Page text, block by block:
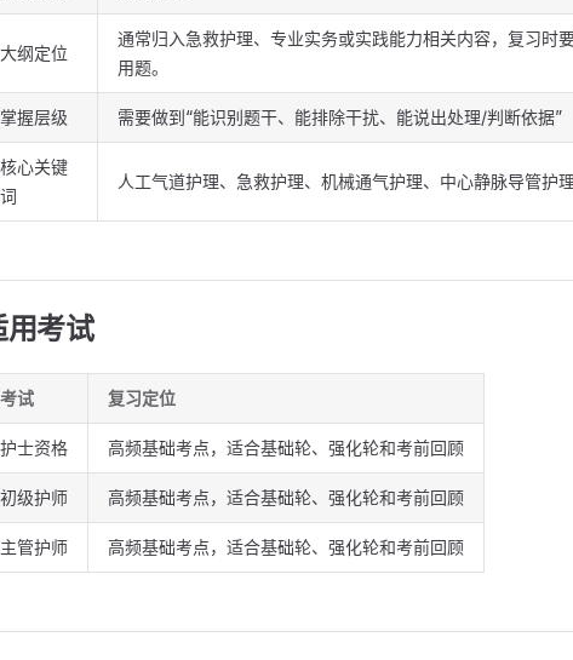
大纲定位
通常归入急救护理、专业实务或实践能力相关内容，复习时
用题。
掌握层级 需要做到“能识别题干、能排除干扰、能说出处理/判断依据”
核心关键
词
人工气道护理、急救护理、机械通气护理、中心静脉导管护
用考试
考试 复习定位
护士资格 高频基础考点，适合基础轮、强化轮和考前回顾
初级护师 高频基础考点，适合基础轮、强化轮和考前回顾
主管护师 高频基础考点，适合基础轮、强化轮和考前回顾